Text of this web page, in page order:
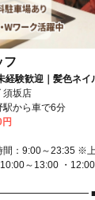
フ
験歓迎｜髪色ネイ
須坂店
駅から車で6分
間：9:00～23:35 ※
～13:00 ・
■こ